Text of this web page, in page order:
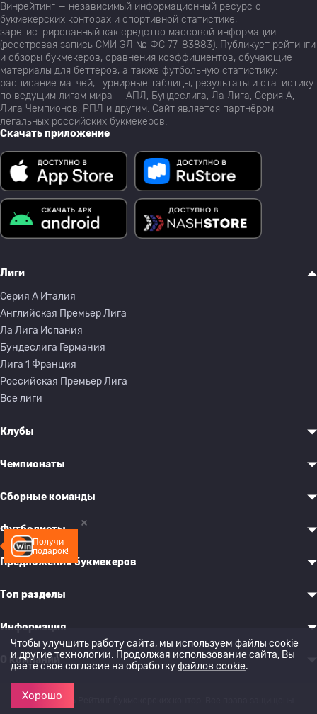
Получи
подарок!
Винрейтинг — независимый информационный ресурс о
букмекерских конторах и спортивной статистике,
зарегистрированный как средство массовой информации
(реестровая запись СМИ ЭЛ № ФС 77-83883). Публикует рейтинги
и обзоры букмекеров, сравнения коэффициентов, обучающие
материалы для беттеров, а также футбольную статистику:
расписание матчей, турнирные таблицы, результаты и статистику
по ведущим лигам мира — АПЛ, Бундеслига, Ла Лига, Серия А,
Лига Чемпионов, РПЛ и другим. Сайт является партнёром
легальных российских букмекеров.
Скачать приложение
Лиги
Серия A Италия
Английская Премьер Лига
Ла Лига Испания
Бундеслига Германия
Лига 1 Франция
Российская Премьер Лига
Все лиги
Клубы
Чемпионаты
Сборные команды
Футболисты
Предложения букмекеров
Топ разделы
Информация
О компании
© 2022-2026 Рейтинг букмекерских контор. Все права защищены.
Чтобы улучшить работу сайта, мы используем файлы cookie
и другие технологии. Продолжая использование сайта, Вы
даете свое согласие на обработкуфайлов cookie.
Хорошо